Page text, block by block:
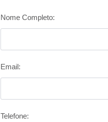
Nome Completo:
Email:
Telefone: